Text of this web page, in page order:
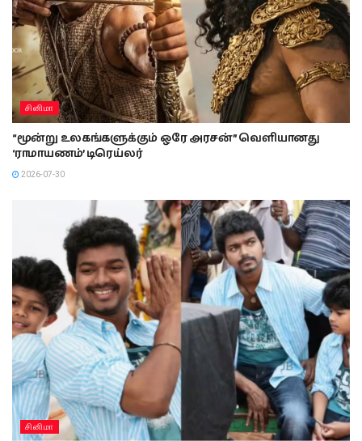
சினிமா
“மூன்று உலகங்களுக்கும் ஒரே அரசன்” வெளியானது
‘ராமாயணம்’ டிரெய்லர்
2026-07-30
சினிமா